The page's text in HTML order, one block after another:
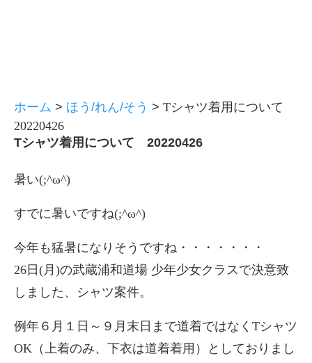
ホーム > ほう/れん/そう > Tシャツ着用について
20220426
Tシャツ着用について 20220426
暑い(;^ω^)
すでに暑いですね(;^ω^)
今年も猛暑になりそうですね・・・・・・・
26日(月)の武蔵浦和道場 少年少女クラスで決意致
しました、シャツ案件。
例年６月１日～９月末日まで道着ではなくTシャツ
OK（上着のみ、下衣は道着着用）としておりまし